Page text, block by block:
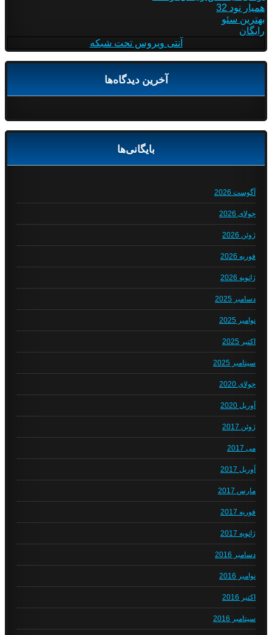
همیار نود 32
بهترین سئو
رایگان
آنتی ویروس تحت شبکه
آخرین دیدگاه‌ها
بایگانی‌ها
آگوست 2026
جولای 2026
ژوئن 2026
فوریه 2026
ژانویه 2026
دسامبر 2025
نوامبر 2025
اکتبر 2025
سپتامبر 2025
جولای 2020
آوریل 2020
ژوئن 2017
می 2017
آوریل 2017
مارس 2017
فوریه 2017
ژانویه 2017
دسامبر 2016
نوامبر 2016
اکتبر 2016
سپتامبر 2016